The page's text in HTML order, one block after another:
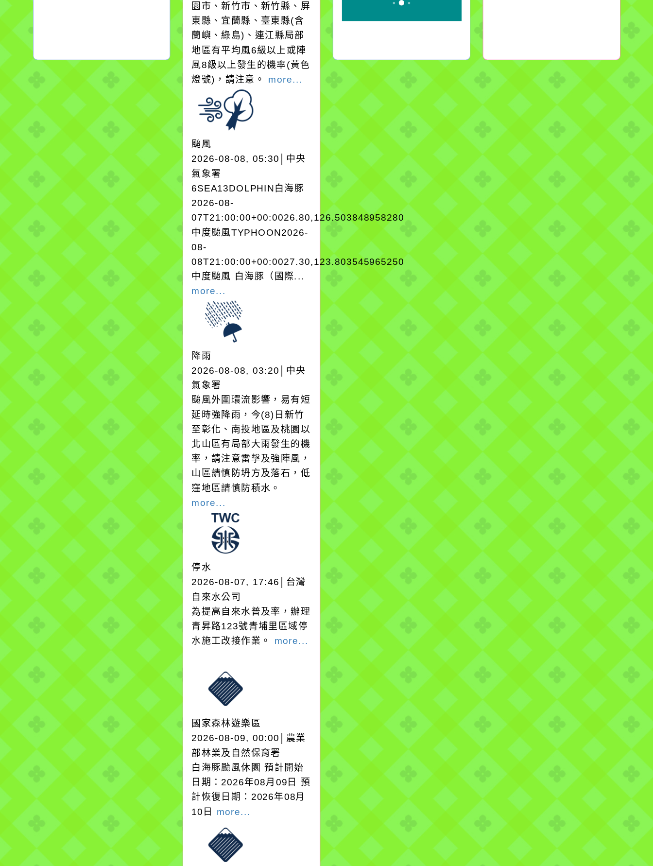
園市、新竹市、新竹縣、屏
東縣、宜蘭縣、臺東縣(含
蘭嶼、綠島)、連江縣局部
地區有平均風6級以上或陣
風8級以上發生的機率(黃色
燈號)，請注意。 more...
颱風
2026-08-08, 05:30│中央
氣象署
6SEA13DOLPHIN白海豚
2026-08-
07T21:00:00+00:0026.80,126.503848958280
中度颱風TYPHOON2026-
08-
08T21:00:00+00:0027.30,123.803545965250
中度颱風 白海豚（國際...
more...
降雨
2026-08-08, 03:20│中央
氣象署
颱風外圍環流影響，易有短
延時強降雨，今(8)日新竹
至彰化、南投地區及桃園以
北山區有局部大雨發生的機
率，請注意雷擊及強陣風，
山區請慎防坍方及落石，低
窪地區請慎防積水。
more...
停水
2026-08-07, 17:46│台灣
自來水公司
為提高自來水普及率，辦理
青昇路123號青埔里區域停
水施工改接作業。 more...
國家森林遊樂區
2026-08-09, 00:00│農業
部林業及自然保育署
白海豚颱風休園 預計開始
日期：2026年08月09日 預
計恢復日期：2026年08月
10日 more...